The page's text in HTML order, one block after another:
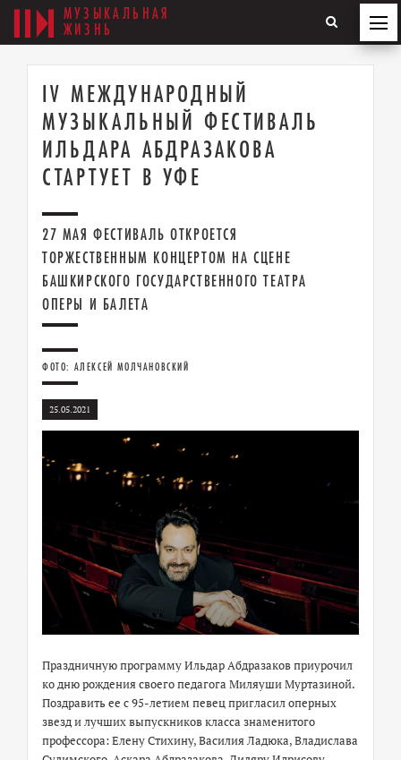
МУЗЫКАЛЬНАЯ
ЖИЗНЬ
IV МЕЖДУНАРОДНЫЙ
МУЗЫКАЛЬНЫЙ ФЕСТИВАЛЬ
ИЛЬДАРА АБДРАЗАКОВА
СТАРТУЕТ В УФЕ
27 МАЯ ФЕСТИВАЛЬ ОТКРОЕТСЯ
ТОРЖЕСТВЕННЫМ КОНЦЕРТОМ НА СЦЕНЕ
БАШКИРСКОГО ГОСУДАРСТВЕННОГО ТЕАТРА
ОПЕРЫ И БАЛЕТА
ФОТО: АЛЕКСЕЙ МОЛЧАНОВСКИЙ
25.05.2021
Праздничную программу Ильдар Абдразаков приурочил
ко дню рождения своего педагога Миляуши Муртазиной.
Поздравить ее с 95-летием певец пригласил оперных
звезд и лучших выпускников класса знаменитого
профессора: Елену Стихину, Василия Ладюка, Владислава